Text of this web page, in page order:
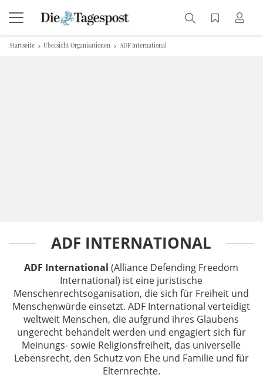
Startseite Übersicht Organisationen ADF International
ADF INTERNATIONAL
ADF International (Alliance Defending Freedom
International) ist eine juristische
Menschenrechtsoganisation, die sich für Freiheit und
Menschenwürde einsetzt. ADF International verteidigt
weltweit Menschen, die aufgrund ihres Glaubens
ungerecht behandelt werden und engagiert sich für
Meinungs- sowie Religionsfreiheit, das universelle
Lebensrecht, den Schutz von Ehe und Familie und für
Elternrechte.